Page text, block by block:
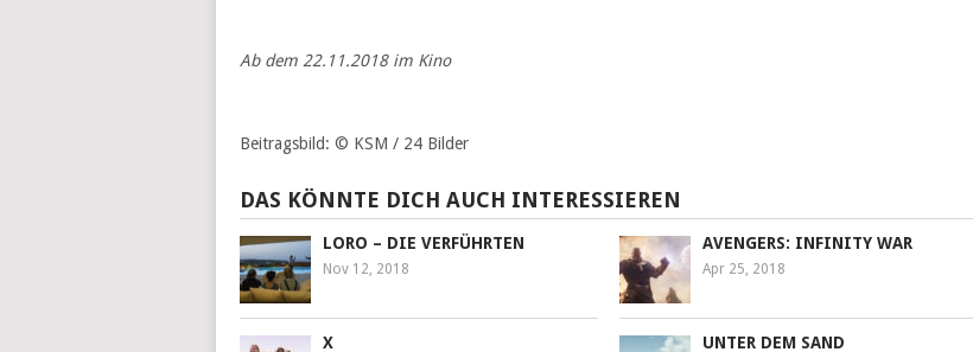
Ab dem 22.11.2018 im Kino
Beitragsbild: © KSM / 24 Bilder
DAS KÖNNTE DICH AUCH INTERESSIEREN
LORO – DIE VERFÜHRTEN
Nov 12, 2018
AVENGERS: INFINITY WAR
Apr 25, 2018
X UNTER DEM SAND